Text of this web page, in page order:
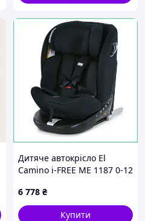
Дитяче автокрісло El
Camino i-FREE ME 1187 0-12
поворотом 360 посилений
захист преміум
6 778 ₴
Купити